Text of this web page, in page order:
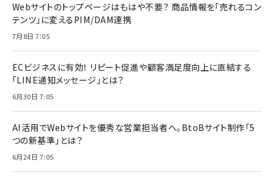
Webサイトのトップページはもはや不要？ 商品情報を「売れるコン
テンツ」に変えるPIM/DAM連携
7月8日 7:05
ECビジネスに有効！ リピート促進や顧客満足度向上に直結する
「LINE通知メッセージ」とは？
6月30日 7:05
AI活用でWebサイトを優秀な営業担当者へ。BtoBサイト制作「5
つの新基準」とは？
6月24日 7:05